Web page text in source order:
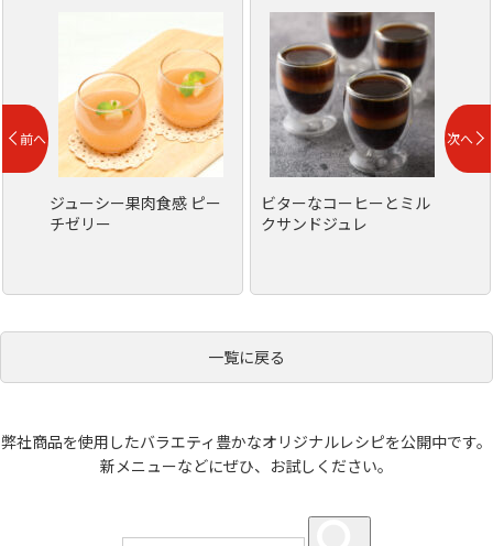
ジューシー果肉食感 ピー
チゼリー
ビターなコーヒーとミル
クサンドジュレ
一覧に戻る
弊社商品を使用したバラエティ豊かなオリジナルレシピを公開中です。
新メニューなどにぜひ、お試しください。